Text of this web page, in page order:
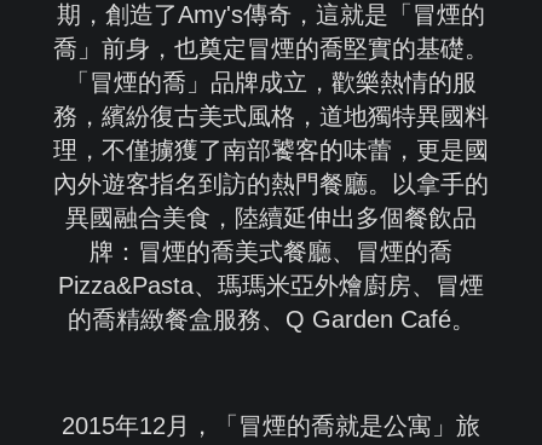
LINE客服
LANGUAGE
期，創造了Amy's傳奇，這就是「冒煙的
喬」前身，也奠定冒煙的喬堅實的基礎。
「冒煙的喬」品牌成立，歡樂熱情的服
務，繽紛復古美式風格，道地獨特異國料
理，不僅擄獲了南部饕客的味蕾，更是國
內外遊客指名到訪的熱門餐廳。以拿手的
異國融合美食，陸續延伸出多個餐飲品
牌：冒煙的喬美式餐廳、冒煙的喬
Pizza&Pasta、瑪瑪米亞外燴廚房、冒煙
的喬精緻餐盒服務、Q Garden Café。
2015年12月，「冒煙的喬就是公寓」旅